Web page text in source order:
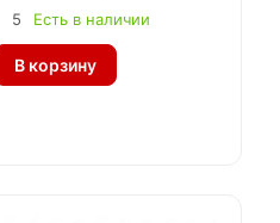
5 Есть в наличии
В корзину